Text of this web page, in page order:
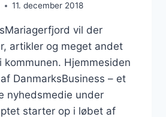
11. december 2018
vil der
artikler og meget andet
kommunen. Hjemmesiden
DanmarksBusiness – et
nyhedsmedie under
starter op i løbet af